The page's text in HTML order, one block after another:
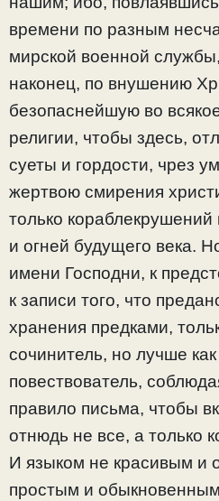
времени по разным
мирской военной
наконец, по внушению
безопаснейшую во
религии, чтобы здесь,
суеты и гордости, чрез
жертвою смирения
только
и огней будущего века.
имени Господни, к
к записи того, что
хранения предками,
сочинитель, но лучше
повествователь,
правило письма, чтобы
отнюдь не все, а только
И языком не красивым и
простым и